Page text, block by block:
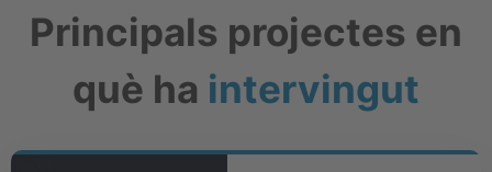
Principals projectes en
què ha intervingut